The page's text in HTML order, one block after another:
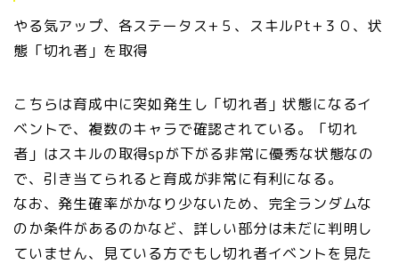
やる気アップ、各ステータス+５、スキルPt+３０、状
態「切れ者」を取得
こちらは育成中に突如発生し「切れ者」状態になるイ
ベントで、複数のキャラで確認されている。「切れ
者」はスキルの取得spが下がる非常に優秀な状態なの
で、引き当てられると育成が非常に有利になる。
なお、発生確率がかなり少ないため、完全ランダムな
のか条件があるのかなど、詳しい部分は未だに判明し
ていません、見ている方でもし切れ者イベントを見た